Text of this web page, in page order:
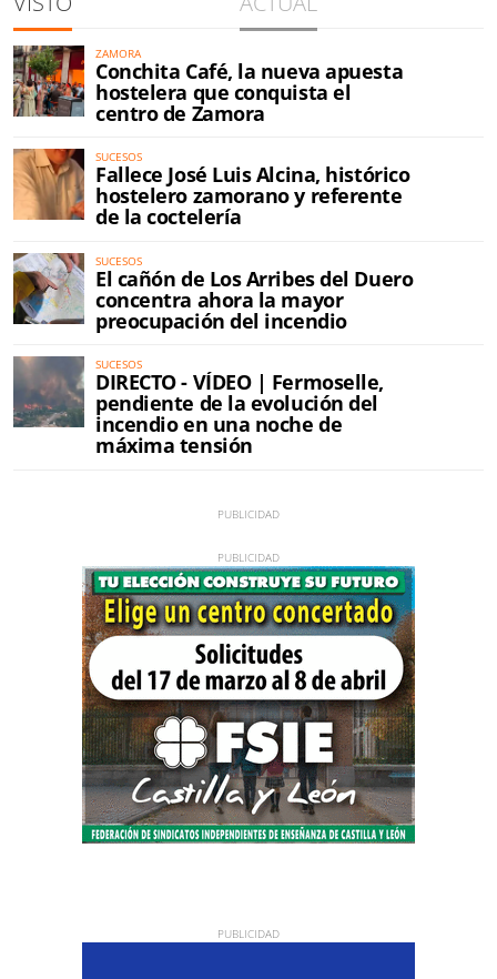
ZAMORA
Conchita Café, la nueva apuesta
hostelera que conquista el
centro de Zamora
SUCESOS
Fallece José Luis Alcina, histórico
hostelero zamorano y referente
de la coctelería
SUCESOS
El cañón de Los Arribes del Duero
concentra ahora la mayor
preocupación del incendio
SUCESOS
DIRECTO - VÍDEO | Fermoselle,
pendiente de la evolución del
incendio en una noche de
máxima tensión